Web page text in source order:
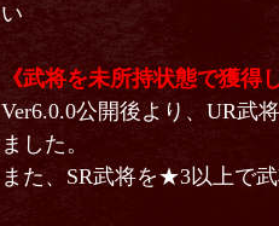
い
《武将を未所持状態で獲得
Ver6.0.0公開後より、UR武
ました。
また、SR武将を★3以上で